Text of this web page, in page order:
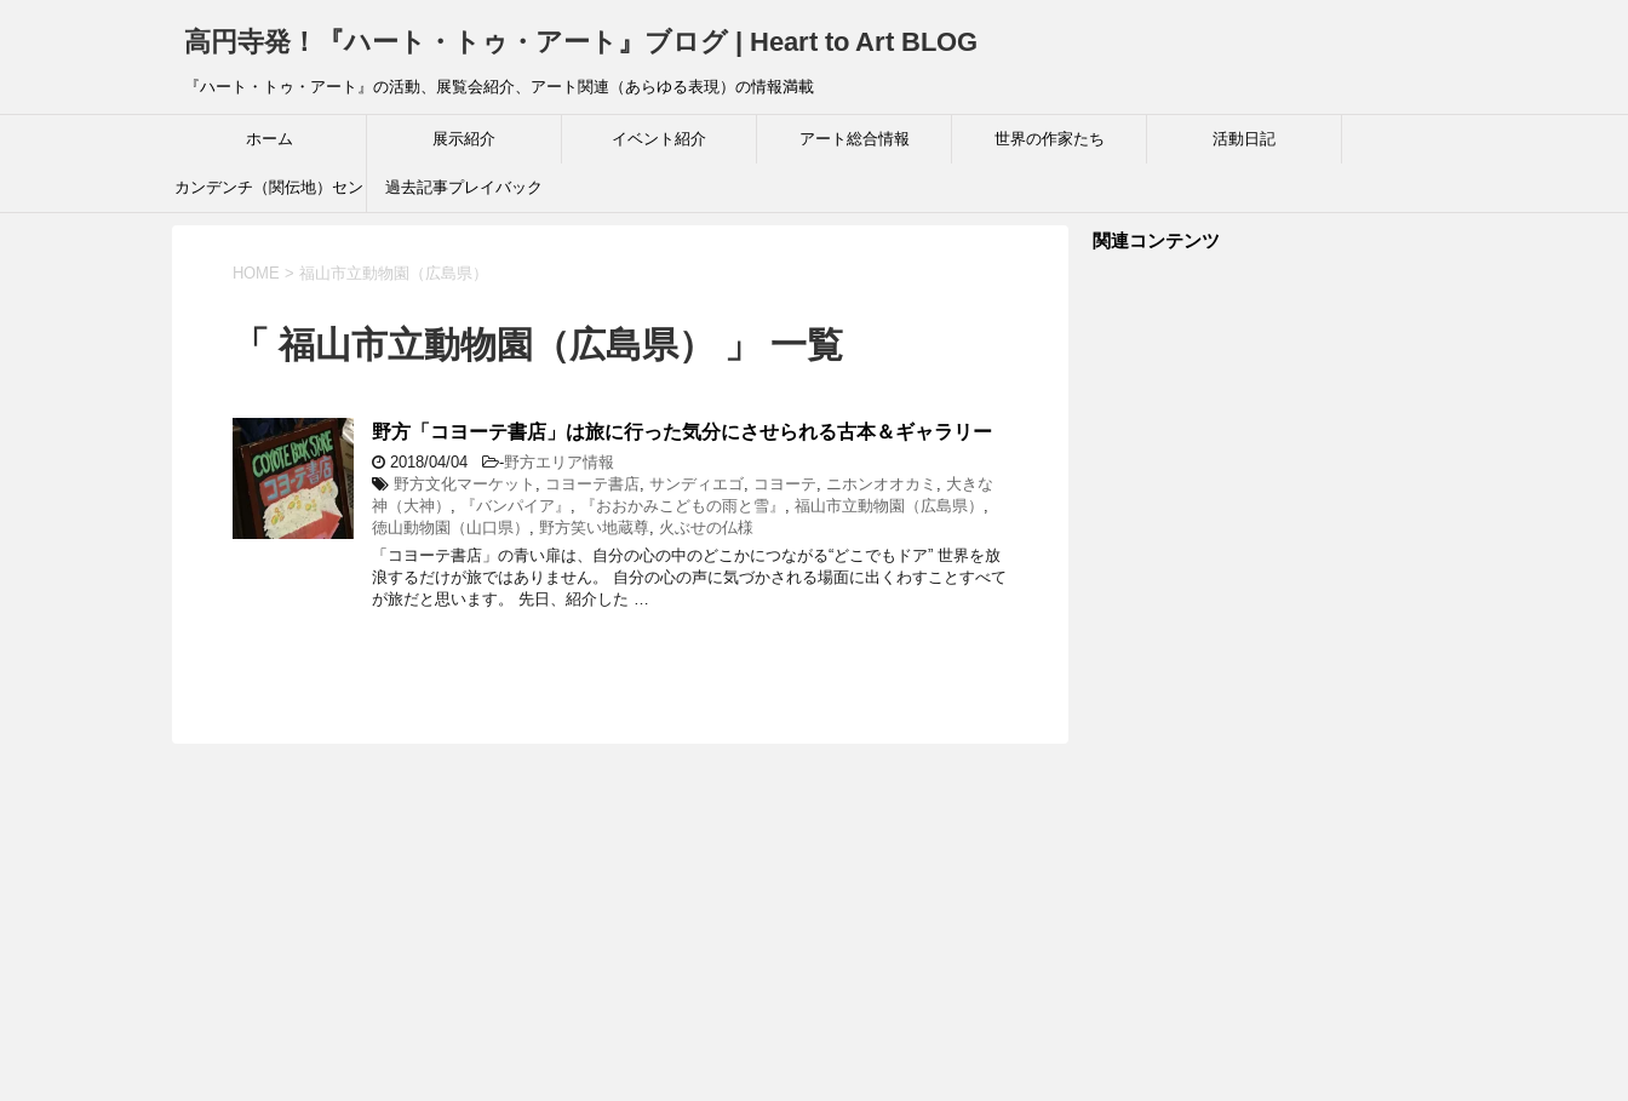
高円寺発！『ハート・トゥ・アート』ブログ | Heart to Art BLOG
『ハート・トゥ・アート』の活動、展覧会紹介、アート関連（あらゆる表現）の情報満載
ホーム 展示紹介 イベント紹介 アート総合情報 世界の作家たち 活動日記
カンデンチ（関伝地）セン 過去記事プレイバック
HOME > 福山市立動物園（広島県）
「 福山市立動物園（広島県） 」 一覧
野方「コヨーテ書店」は旅に行った気分にさせられる古本＆ギャラリー
2018/04/04 -野方エリア情報
野方文化マーケット , コヨーテ書店, サンディエゴ, コヨーテ, ニホンオオカミ , 大きな
神（大神） , 『バンパイア』 , 『おおかみこどもの雨と雪』 , 福山市立動物園（広島県） ,
徳山動物園（山口県） , 野方笑い地蔵尊, 火ぶせの仏様
「コヨーテ書店」の青い扉は、自分の心の中のどこかにつながる“どこでもドア” 世界を放
浪するだけが旅ではありません。 自分の心の声に気づかされる場面に出くわすことすべて
が旅だと思います。 先日、紹介した …
関連コンテンツ